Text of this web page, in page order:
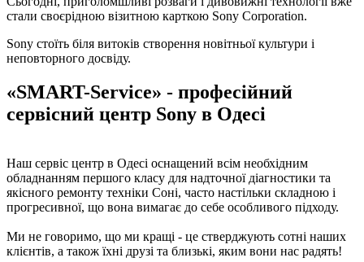
стали своєрідною візитною карткою Sony Corporation.
Sony стоїть біля витоків створення новітньої культури і
неповторного досвіду.
«SMART-Service» - професійний
сервісний центр Sony в Одесі
Наш сервіс центр в Одесі оснащений всім необхідним
обладнанням першого класу для надточної діагностики та
якісного ремонту техніки Соні, часто настільки складною і
прогресивної, що вона вимагає до себе особливого підходу.
Ми не говоримо, що ми кращі - це стверджують сотні наших
клієнтів, а також їхні друзі та близькі, яким вони нас радять!